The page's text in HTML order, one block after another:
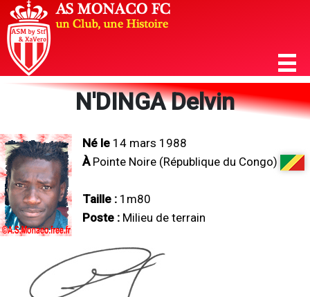
N'DINGA Delvin
Né le 14 mars 1988
ÀPointe Noire (République du Congo)
Taille : 1m80
Poste : Milieu de terrain